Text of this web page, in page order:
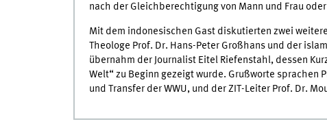
nach der Gleichberechtigung von Mann und Frau
Mit dem indonesischen Gast diskutierten zwei
Theologe Prof. Dr. Hans-Peter Großhans und der
übernahm der Journalist Eitel Riefenstahl, dessen
Welt“ zu Beginn gezeigt wurde. Grußworte sprachen
und Transfer der WWU, und der ZIT-Leiter Prof. Dr.